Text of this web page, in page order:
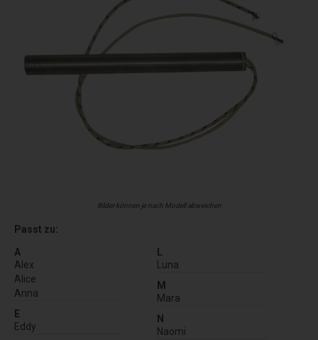
Bilder können je nach Modell abweichen
Passt zu:
A
Alex
Alice
Anna
E
Eddy
L
Luna
M
Mara
N
Naomi